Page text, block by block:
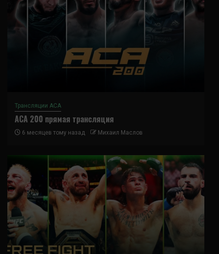
Трансляции ACA
ACA 200 прямая трансляция
6 месяцев тому назад Михаил Маслов